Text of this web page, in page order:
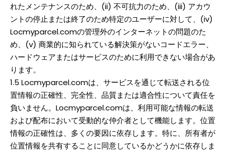
れたメンテナンスのため、(ii) 不可抗力のため、(iii) アカウ
ントの停止または終了のため特定のユーザーに対して、(iv)
Locmyparcel.comの管理外のインターネットの問題のた
め、(v) 商業的に知られている解決策がないコードエラー、
ハードウェアまたはサービスのために利用できない場合があ
ります。
1.5 Locmyparcel.comは、サービスを通じて転送される位
置情報の正確性、完全性、品質または適合性について責任を
負いません。Locmyparcel.comは、利用可能な情報の転送
および配布において受動的な仲介者として機能します。位置
情報の正確性は、多くの要因に依存します。特に、所有者が
位置情報を共有することに同意しているかどうかに依存しま